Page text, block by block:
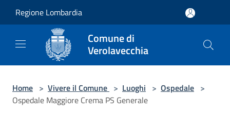
Regione Lombardia
Comune di
Verolavecchia
Home > Vivere il Comune > Luoghi > Ospedale >
Ospedale Maggiore Crema PS Generale